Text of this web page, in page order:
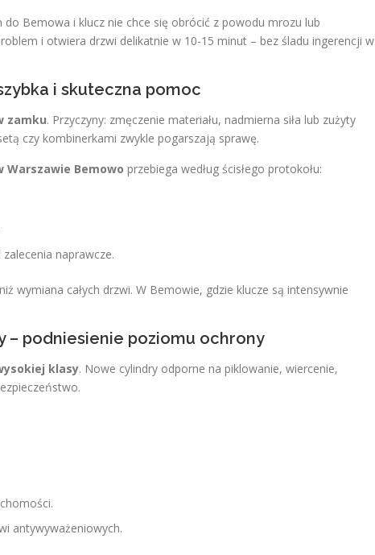
do Bemowa i klucz nie chce się obrócić z powodu mrozu lub
i otwiera drzwi delikatnie w 10-15 minut – bez śladu ingerencji w
i skuteczna pomoc
zamku. Przyczyny: zmęczenie materiału, nadmierna siła lub zużyty
czy kombinerkami zwykle pogarszają sprawę.
Warszawie Bemowo przebiega według ścisłego protokołu:
naprawcze.
wymiana całych drzwi. W Bemowie, gdzie klucze są intensywnie
podniesienie poziomu ochrony
klasy. Nowe cylindry odporne na piklowanie, wiercenie,
antywyważeniowych.